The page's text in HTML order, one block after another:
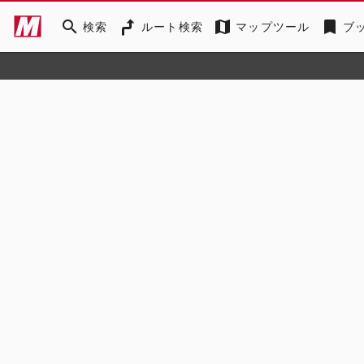
search 検索 ルート検索 map マップツール bookmark ブ